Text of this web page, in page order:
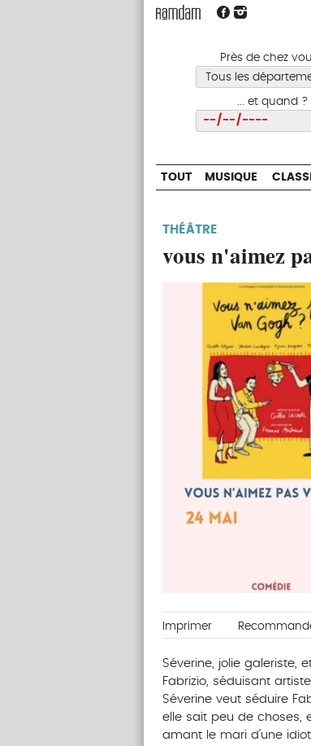
Près de chez
... et quand ?
TOUT MUSIQUE
THÉÂTRE
vous n'aimez
Imprimer
Séverine, jolie galeriste,
Fabrizio, séduisant
Séverine veut séduire
elle sait peu de choses,
amant le mari d’une